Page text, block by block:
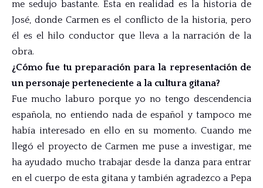
me sedujo bastante. Esta en realidad es la historia de
José, donde Carmen es el conflicto de la historia, pero
él es el hilo conductor que lleva a la narración de la
obra.
¿Cómo fue tu preparación para la representación de
un personaje perteneciente a la cultura gitana?
Fue mucho laburo porque yo no tengo descendencia
española, no entiendo nada de español y tampoco me
había interesado en ello en su momento. Cuando me
llegó el proyecto de Carmen me puse a investigar, me
ha ayudado mucho trabajar desde la danza para entrar
en el cuerpo de esta gitana y también agradezco a Pepa